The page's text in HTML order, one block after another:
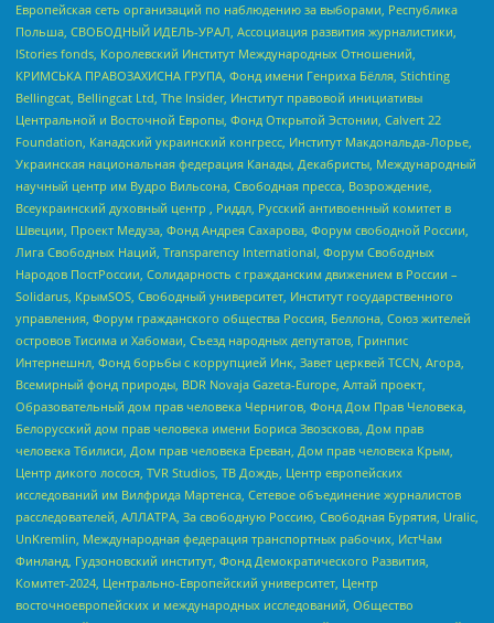
Европейская сеть организаций по наблюдению за выборами, Республика
Польша, СВОБОДНЫЙ ИДЕЛЬ-УРАЛ, Ассоциация развития журналистики,
IStories fonds, Королевский Институт Международных Отношений,
КРИМСЬКА ПРАВОЗАХИСНА ГРУПА, Фонд имени Генриха Бёлля, Stichting
Bellingcat, Bellingcat Ltd, The Insider, Институт правовой инициативы
Центральной и Восточной Европы, Фонд Открытой Эстонии, Calvert 22
Foundation, Канадский украинский конгресс, Институт Макдональда-Лорье,
Украинская национальная федерация Канады, Декабристы, Международный
научный центр им Вудро Вильсона, Свободная пресса, Возрождение,
Всеукраинский духовный центр , Риддл, Русский антивоенный комитет в
Швеции, Проект Медуза, Фонд Андрея Сахарова, Форум свободной России,
Лига Свободных Наций, Transparеncy International, Форум Свободных
Народов ПостРоссии, Солидарность с гражданским движением в России –
Solidarus, КрымSOS, Свободный университет, Институт государственного
управления, Форум гражданского общества Россия, Беллона, Союз жителей
островов Тисима и Хабомаи, Съезд народных депутатов, Гринпис
Интернешнл, Фонд борьбы с коррупцией Инк, Завет церквей TCCN, Агора,
Всемирный фонд природы, BDR Novaja Gazeta-Europe, Алтай проект,
Образовательный дом прав человека Чернигов, Фонд Дом Прав Человека,
Белорусский дом прав человека имени Бориса Звозскова, Дом прав
человека Тбилиси, Дом прав человека Ереван, Дом прав человека Крым,
Центр дикого лосося, TVR Studios, ТВ Дождь, Центр европейских
исследований им Вилфрида Мартенса, Сетевое объединение журналистов
расследователей, АЛЛАТРА, За свободную Россию, Свободная Бурятия, Uralic,
UnKremlin, Международная федерация транспортных рабочих, ИстЧам
Финланд, Гудзоновский институт, Фонд Демократического Развития,
Комитет-2024, Центрально-Европейский университет, Центр
восточноевропейских и международных исследований, Общество